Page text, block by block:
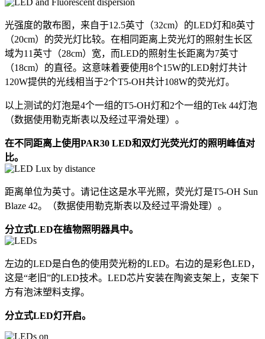
光强度的散布图，来自于12.5英寸（32cm）的LED灯和8英寸
（20cm）的荧光灯比较。在相同距离上荧光灯的照射生长区
域为11英寸（28cm）宽，而LED的照射生长距离为7英寸
（18cm）的直径。这意味着要使用8个15W的LED射灯共计
120W提供的光线相当于2个T5-OH共计108W的荧光灯。
以上测试的灯泡是4个一组的T5-OH灯和2个一组的Tek 44灯泡
（数据使用勒克斯表以及经过平滑处理）。
在不同距离上使用PAR30 LED和双灯光荧光灯的照明峰值对
比。
距离单位为英寸。请记住这是水平光照，荧光灯是T5-OH Sun
Blaze 42。（数据使用勒克斯表以及经过平滑处理）。
分立式LED在植物照明器具中。
左边的LED是白色的使用荧光粉的LED。右边的是彩色LED，
这是“老旧”的LED技术。LED芯片安装在陶瓷支架上，支架下
方有泡沫塑料支撑。
分立式LED灯开启。